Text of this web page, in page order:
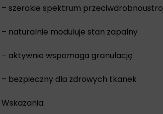
– szerokie spektrum
– naturalnie moduluje stan zapalny
– aktywnie wspomaga granulację
– bezpieczny dla zdrowych tkanek
Wskazania: